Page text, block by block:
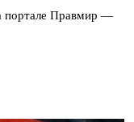
портале Правмир —